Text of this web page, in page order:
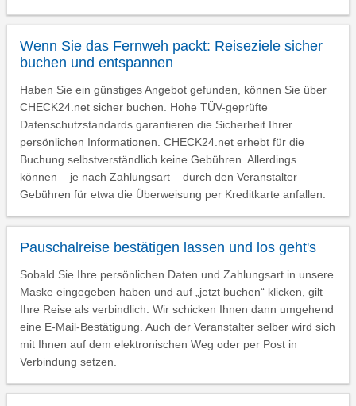
Wenn Sie das Fernweh packt: Reiseziele sicher
buchen und entspannen
Haben Sie ein günstiges Angebot gefunden, können Sie über
CHECK24.net sicher buchen. Hohe TÜV-geprüfte
Datenschutzstandards garantieren die Sicherheit Ihrer
persönlichen Informationen. CHECK24.net erhebt für die
Buchung selbstverständlich keine Gebühren. Allerdings
können – je nach Zahlungsart – durch den Veranstalter
Gebühren für etwa die Überweisung per Kreditkarte anfallen.
Pauschalreise bestätigen lassen und los geht's
Sobald Sie Ihre persönlichen Daten und Zahlungsart in unsere
Maske eingegeben haben und auf „jetzt buchen“ klicken, gilt
Ihre Reise als verbindlich. Wir schicken Ihnen dann umgehend
eine E-Mail-Bestätigung. Auch der Veranstalter selber wird sich
mit Ihnen auf dem elektronischen Weg oder per Post in
Verbindung setzen.